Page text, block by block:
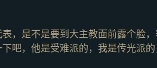
，是不是要到大主教面前露个脸，
吧，他是受难派的，我是传光派